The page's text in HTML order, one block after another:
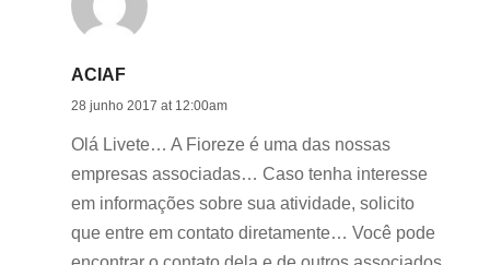
ACIAF
28 junho 2017 at 12:00am
Olá Livete… A Fioreze é uma das nossas
empresas associadas… Caso tenha interesse
em informações sobre sua atividade, solicito
que entre em contato diretamente… Você pode